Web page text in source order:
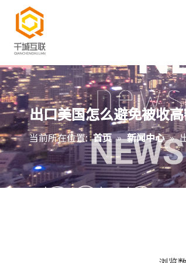
出口美国怎么避免被收
当前所在位置: 首页 » 新闻中心 »